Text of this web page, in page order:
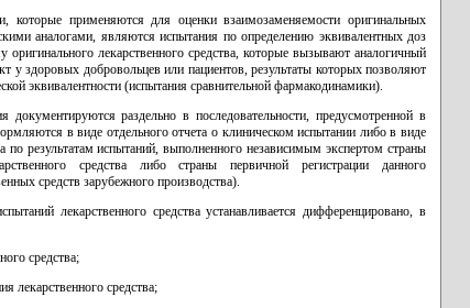
которые применяются для оценки взаимозаменяемости оригинальных
аналогами, являются испытания по определению эквивалентных доз
оригинального лекарственного средства, которые вызывают аналогичный
у здоровых добровольцев или пациентов, результаты которых позволяют
эквивалентности (испытания сравнительной фармакодинамики).
документируются раздельно в последовательности, предусмотренной в
в виде отдельного отчета о клиническом испытании либо в виде
по результатам испытаний, выполненного независимым экспертом страны
средства либо страны первичной регистрации данного
средств зарубежного производства).
лекарственного средства устанавливается дифференцировано, в
средства;
лекарственного средства;